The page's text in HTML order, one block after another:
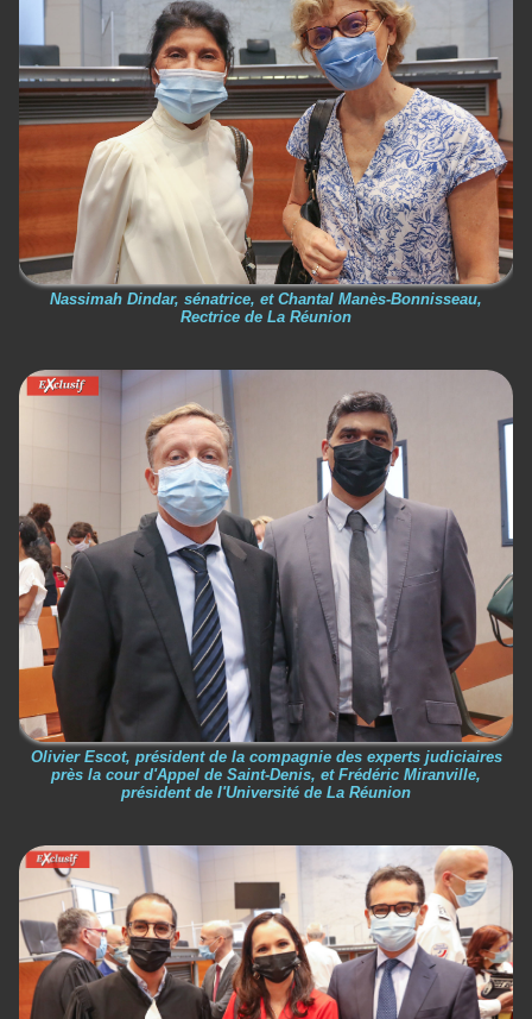
Nassimah Dindar, sénatrice, et Chantal Manès-Bonnisseau,
Rectrice de La Réunion
Olivier Escot, président de la compagnie des experts judiciaires
près la cour d'Appel de Saint-Denis, et Frédéric Miranville,
président de l'Université de La Réunion